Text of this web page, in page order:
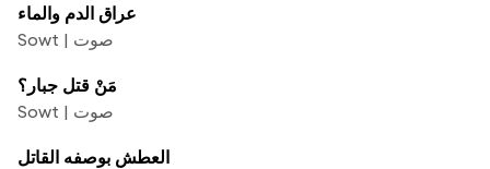
عراق الدم والماء
Sowt | صوت
مَنْ قتل جبار؟
Sowt | صوت
العطش بوصفه القاتل